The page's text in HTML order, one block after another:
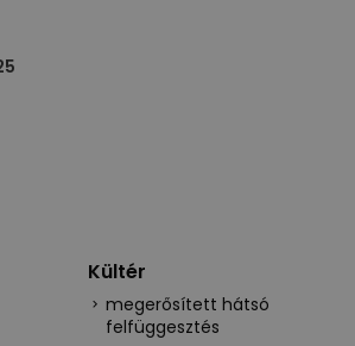
Kültér
megerősített hátsó
felfüggesztés